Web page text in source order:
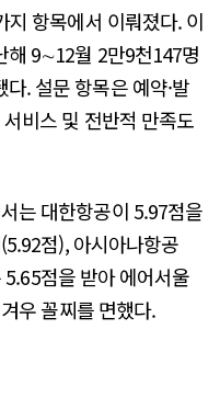
지 항목에서 이뤄졌다. 이
해 9∼12월 2만9천147명
. 설문 항목은 예약·발
비스 및 전반적 만족도
는 대한항공이 5.97점을
점), 아시아나항공
점을 받아 에어서울
우 꼴찌를 면했다.